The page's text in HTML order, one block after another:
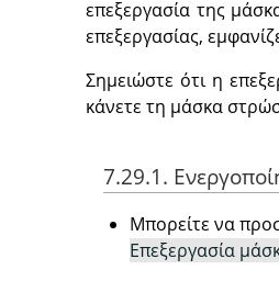
επεξεργασία της
επεξεργασίας,
Σημειώστε ότι η
κάνετε τη μάσκα
7.29.1.
Μπορείτε να
Επεξεργασία